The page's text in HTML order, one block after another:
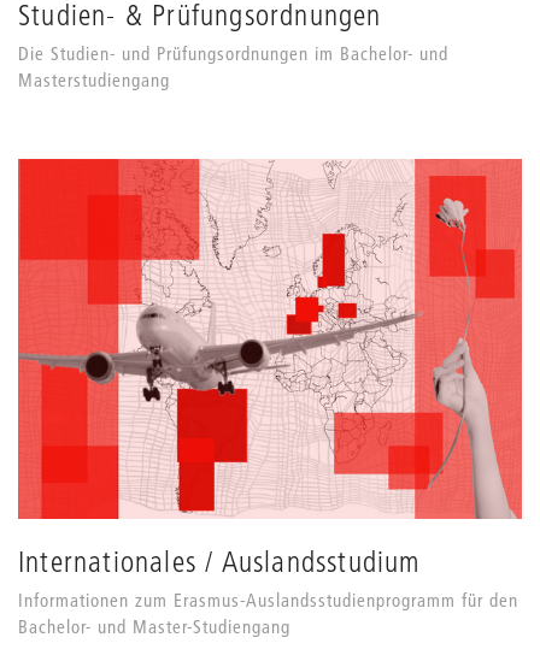
Studien- & Prüfungsordnungen
Die Studien- und Prüfungsordnungen im Bachelor- und
Masterstudiengang
Internationales / Auslandsstudium
Informationen zum Erasmus-Auslandsstudienprogramm für den
Bachelor- und Master-Studiengang